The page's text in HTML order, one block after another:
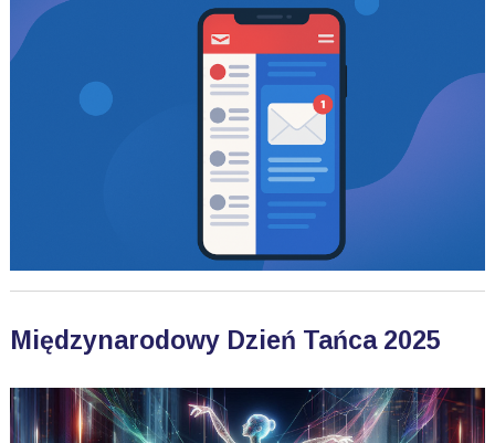
Międzynarodowy Dzień Tańca 2025